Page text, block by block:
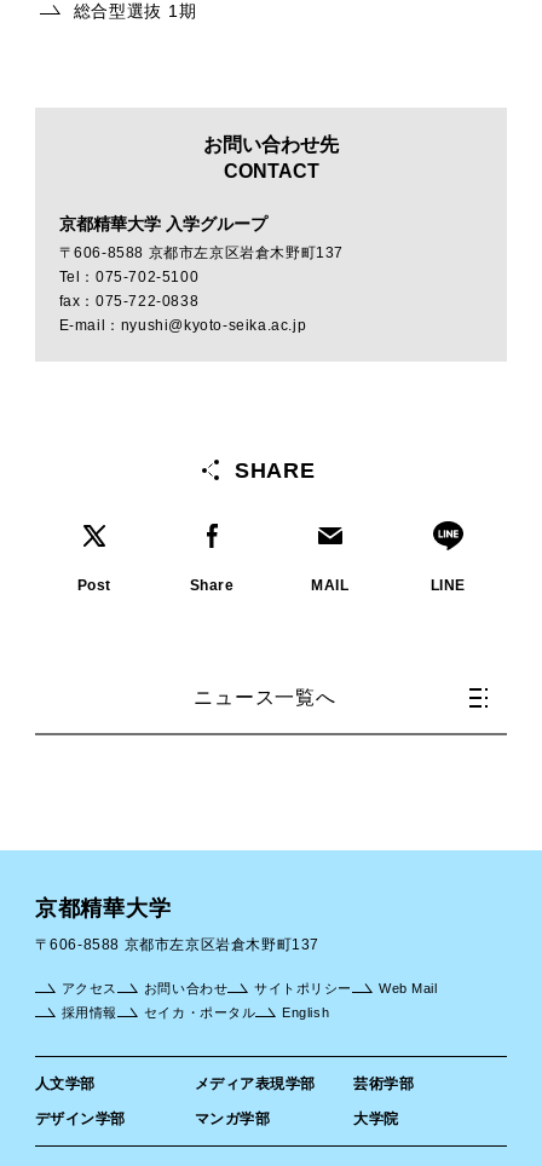
総合型選抜 1期
お問い合わせ先
CONTACT
京都精華大学 入学グループ
〒606-8588 京都市左京区岩倉木野町137
Tel：075-702-5100
fax：075-722-0838
E-mail：nyushi@kyoto-seika.ac.jp
SHARE
Post Share MAIL LINE
ニュース一覧へ
京都精華大学
〒606-8588 京都市左京区岩倉木野町137
人文学部 メディア表現学部 芸術学部
デザイン学部 マンガ学部 大学院
アクセス お問い合わせ サイトポリシー
Web Mail
採用情報
セイカ・ポータル English